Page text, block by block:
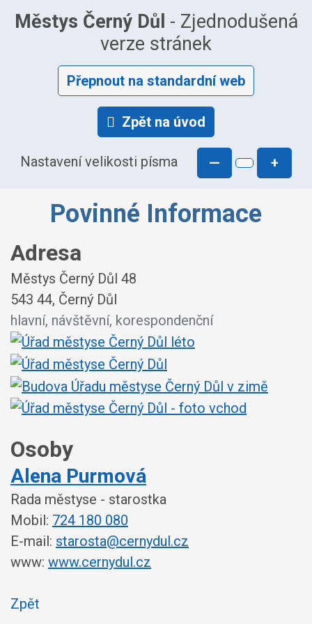
Městys Černý Důl - Zjednodušená
verze stránek
Přepnout na standardní web
Zpět na úvod
Nastavení velikosti písma — +
Povinné Informace
Adresa
Městys Černý Důl 48
543 44, Černý Důl
hlavní, návštěvní, korespondenční
Osoby
Alena Purmová
Rada městyse - starostka
Mobil: 724 180 080
E-mail: starosta@cernydul.cz
www: www.cernydul.cz
Zpět